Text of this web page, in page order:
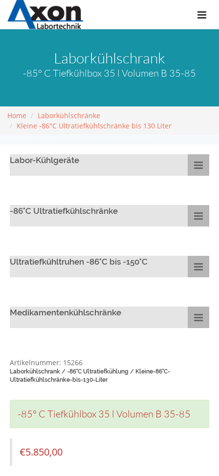
Laborkühlschrank
-85° C Tiefkühlbox 35 l Volumen B 35-85
Home
Laborkühlschränke
Kleine -86°C Ultratiefkühlschränke bis 130 Liter
Labor-Kühlgeräte
-86°C Ultratiefkühlschränke
Ultratiefkühltruhen -86°C bis -150°C
Medikamentenkühlschränke
Artikelnummer: 15266
Laborkühlschrank / -86°C Ultratiefkühlung / Kleine-86°C-
Ultratiefkühlschränke-bis-130-Liter
-85° C Tiefkühlbox 35 l Volumen B 35-85
€5.850,00